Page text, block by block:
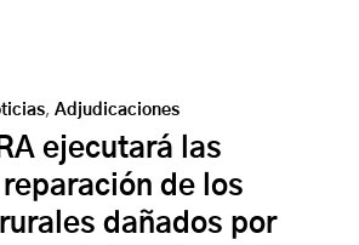
, Adjudicaciones
ejecutará las
de los
dañados por